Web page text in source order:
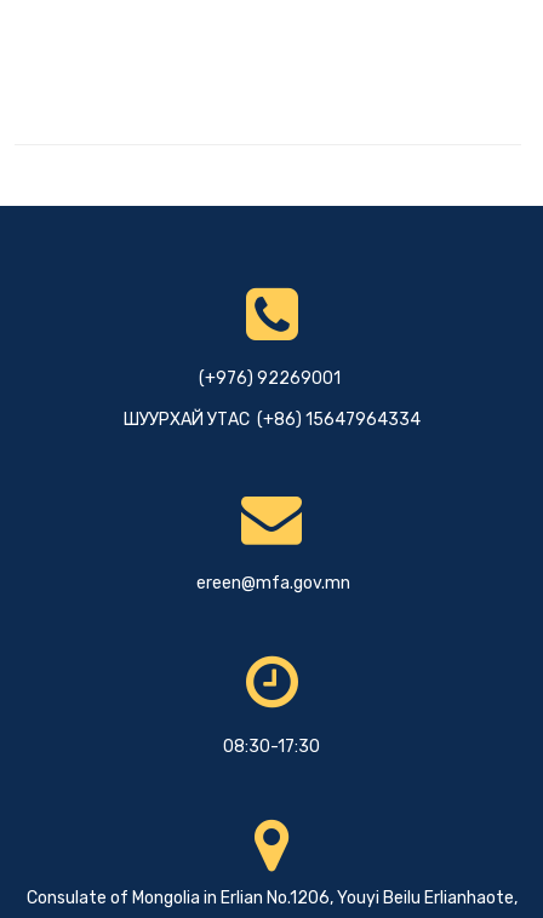
(+976) 92269001
ШУУРХАЙ УТАС (+86) 15647964334
ereen@mfa.gov.mn
08:30-17:30
Consulate of Mongolia in Erlian No.1206, Youyi Beilu Erlianhaote,